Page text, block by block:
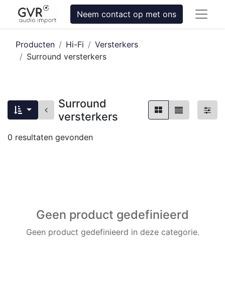
Neem contact op met ons
Producten Hi-Fi
Versterkers
Surround versterkers
Surround
versterkers
0 resultaten gevonden
Geen product gedefinieerd
Geen product gedefinieerd in deze categorie.